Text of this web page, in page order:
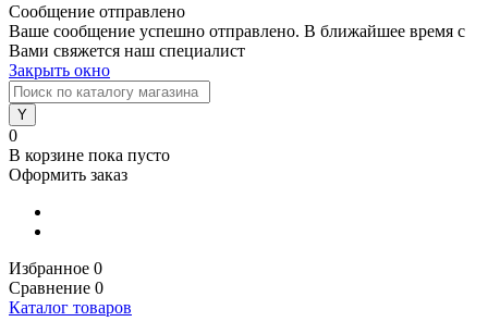
Сообщение отправлено
Ваше сообщение успешно отправлено. В ближайшее время с
Вами свяжется наш специалист
Закрыть окно
0
В корзине пока пусто
Оформить заказ
Избранное 0
Сравнение 0
Каталог товаров